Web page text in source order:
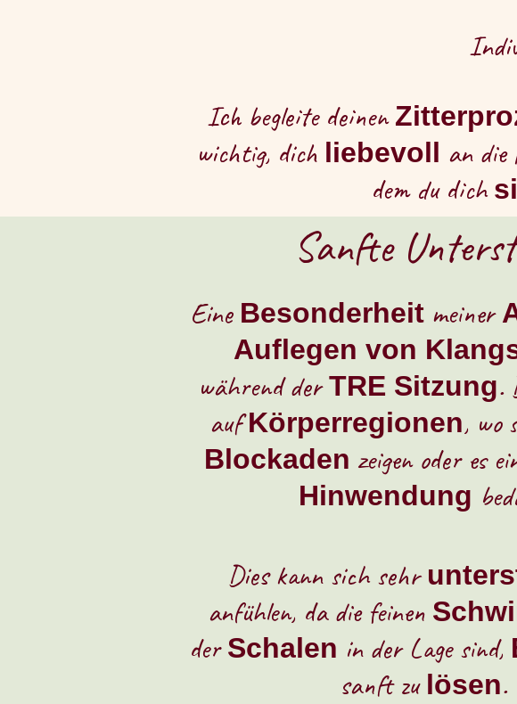
Ich begleite deinen
wichtig, dich liebevoll an die
dem du dich
Sanfte
Eine Besonderheitmeiner
Auflegen von
während derTRE Sitzung.
aufKörperregionen, wo
Blockaden zeigen oder es
Hinwendung
Dies kann sich sehr
anfühlen, da die feinen
derSchalen in der Lage sind,
sanft zu lösen.